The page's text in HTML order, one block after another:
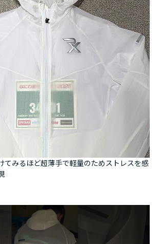
てみるほど超薄手で軽量のためストレスを感